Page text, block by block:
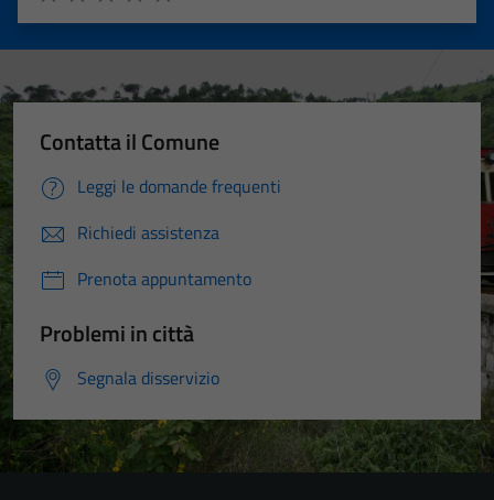
Valuta 5 stelle su 5
Valuta 4 stelle su 5
Valuta 3 stelle su 5
Valuta 2 stelle su 5
Valuta 1 stelle su 5
Contatta il Comune
Leggi le domande frequenti
Richiedi assistenza
Prenota appuntamento
Problemi in città
Segnala disservizio